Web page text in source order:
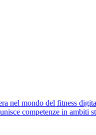
nel mondo del fitness
competenze in